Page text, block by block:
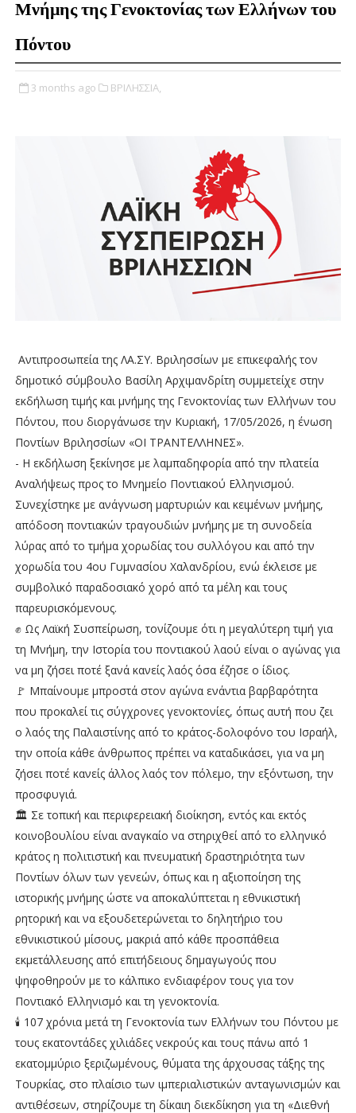
Μνήμης της Γενοκτονίας των Ελλήνων του
Πόντου
3 months ago ΒΡΙΛΗΣΣΙΑ,
Αντιπροσωπεία της ΛΑ.ΣΥ. Βριλησσίων με επικεφαλής τον
δημοτικό σύμβουλο Βασίλη Αρχιμανδρίτη συμμετείχε στην
εκδήλωση τιμής και μνήμης της Γενοκτονίας των Ελλήνων του
Πόντου, που διοργάνωσε την Κυριακή, 17/05/2026, η ένωση
Ποντίων Βριλησσίων «ΟΙ ΤΡΑΝΤΕΛΛΗΝΕΣ».
- Η εκδήλωση ξεκίνησε με λαμπαδηφορία από την πλατεία
Αναλήψεως προς το Μνημείο Ποντιακού Ελληνισμού.
Συνεχίστηκε με ανάγνωση μαρτυριών και κειμένων μνήμης,
απόδοση ποντιακών τραγουδιών μνήμης με τη συνοδεία
λύρας από το τμήμα χορωδίας του συλλόγου και από την
χορωδία του 4ου Γυμνασίου Χαλανδρίου, ενώ έκλεισε με
συμβολικό παραδοσιακό χορό από τα μέλη και τους
παρευρισκόμενους.
✊ Ως Λαϊκή Συσπείρωση, τονίζουμε ότι η μεγαλύτερη τιμή για
τη Μνήμη, την Ιστορία του ποντιακού λαού είναι ο αγώνας για
να μη ζήσει ποτέ ξανά κανείς λαός όσα έζησε ο ίδιος.
🚩 Μπαίνουμε μπροστά στον αγώνα ενάντια βαρβαρότητα
που προκαλεί τις σύγχρονες γενοκτονίες, όπως αυτή που ζει
ο λαός της Παλαιστίνης από το κράτος-δολοφόνο του Ισραήλ,
την οποία κάθε άνθρωπος πρέπει να καταδικάσει, για να μη
ζήσει ποτέ κανείς άλλος λαός τον πόλεμο, την εξόντωση, την
προσφυγιά.
🏛️ Σε τοπική και περιφερειακή διοίκηση, εντός και εκτός
κοινοβουλίου είναι αναγκαίο να στηριχθεί από το ελληνικό
κράτος η πολιτιστική και πνευματική δραστηριότητα των
Ποντίων όλων των γενεών, όπως και η αξιοποίηση της
ιστορικής μνήμης ώστε να αποκαλύπτεται η εθνικιστική
ρητορική και να εξουδετερώνεται το δηλητήριο του
εθνικιστικού μίσους, μακριά από κάθε προσπάθεια
εκμετάλλευσης από επιτήδειους δημαγωγούς που
ψηφοθηρούν με το κάλπικο ενδιαφέρον τους για τον
Ποντιακό Ελληνισμό και τη γενοκτονία.
🕯️ 107 χρόνια μετά τη Γενοκτονία των Ελλήνων του Πόντου με
τους εκατοντάδες χιλιάδες νεκρούς και τους πάνω από 1
εκατομμύριο ξεριζωμένους, θύματα της άρχουσας τάξης της
Τουρκίας, στο πλαίσιο των ιμπεριαλιστικών ανταγωνισμών και
αντιθέσεων, στηρίζουμε τη δίκαιη διεκδίκηση για τη «Διεθνή